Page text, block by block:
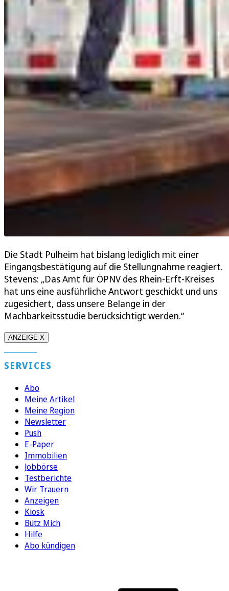
Die Stadt Pulheim hat bislang lediglich mit einer
Eingangsbestätigung auf die Stellungnahme reagiert.
Stevens: „Das Amt für ÖPNV des Rhein-Erft-Kreises
hat uns eine ausführliche Antwort geschickt und uns
zugesichert, dass unsere Belange in der
Machbarkeitsstudie berücksichtigt werden.“
ANZEIGE X
SERVICES
Abo
Meine Artikel
Meine Region
Newsletter
Push
E-Paper
Immobilien
Jobbörse
Testberichte
Wir Trauern
Anzeigen
Kiosk
Bütz Mich
Hilfe
Abo kündigen